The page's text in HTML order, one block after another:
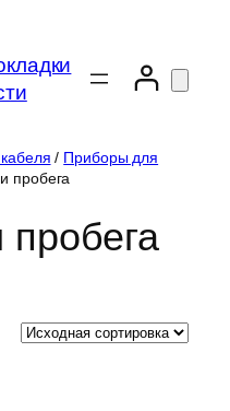
/ Приборы для
пробега